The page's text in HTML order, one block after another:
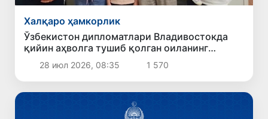
Халқаро ҳамкорлик
Ўзбекистон дипломатлари Владивостокда
қийин аҳволга тушиб қолган оиланинг
ватанга қайтишига ёрдам берди
28 июл 2026, 08:35 1 570